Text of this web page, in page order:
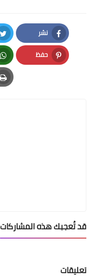
نشر
Facebook
حفظ
Pinterest
قد تُعجبك هذه المشاركات
تعليقات